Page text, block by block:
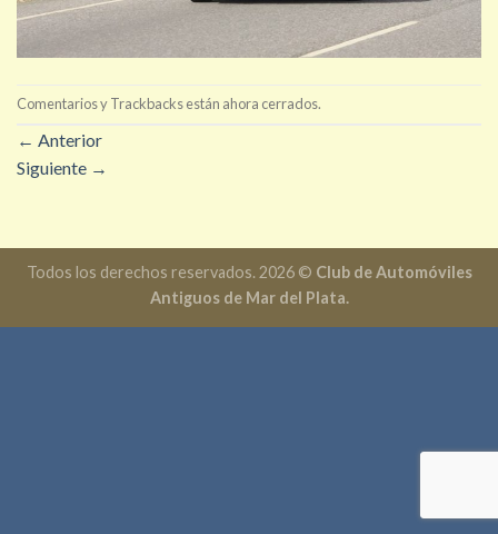
Comentarios y Trackbacks están ahora cerrados.
← Anterior
Siguiente →
Todos los derechos reservados. 2026 © Club de Automóviles
Antiguos de Mar del Plata.